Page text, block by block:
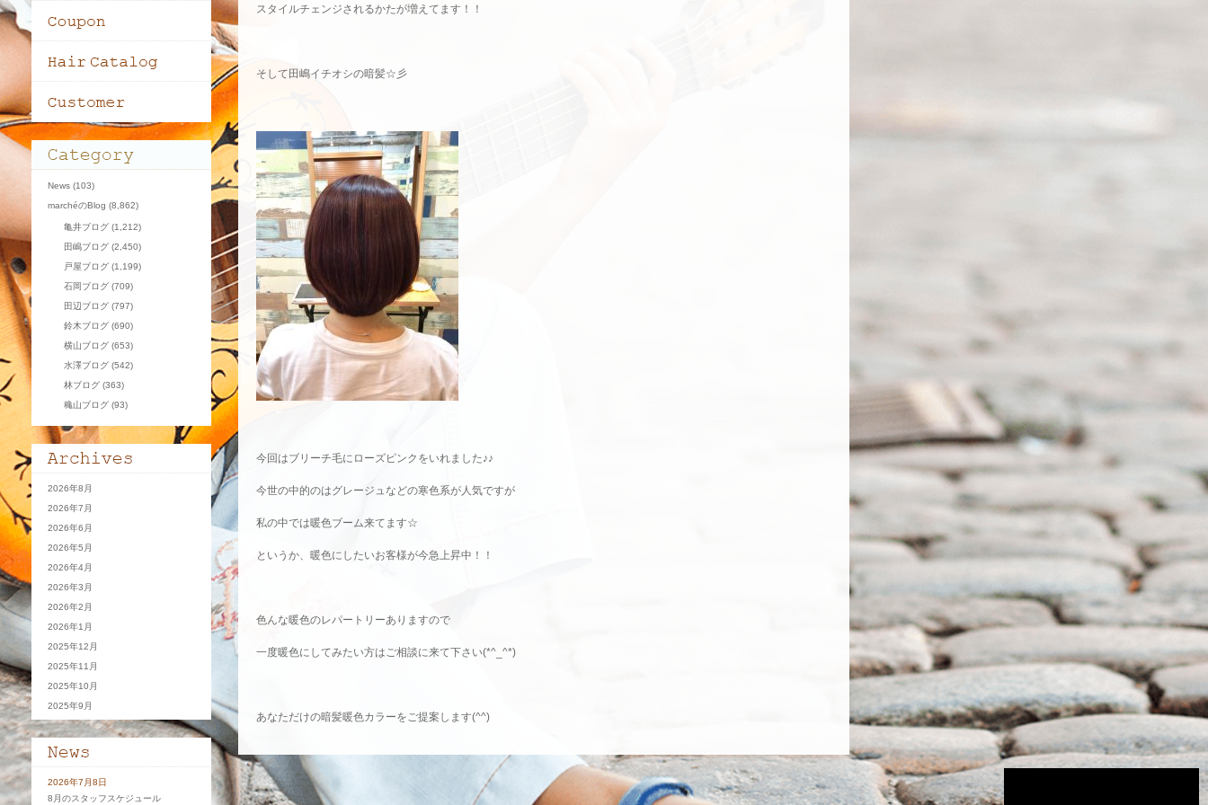
スタイルチェンジされるかたが増えてます！！
そして田嶋イチオシの暗髪☆彡
今回はブリーチ毛にローズピンクをいれました♪♪
今世の中的のはグレージュなどの寒色系が人気ですが
私の中では暖色ブーム来てます☆
というか、暖色にしたいお客様が今急上昇中！！
色んな暖色のレパートリーありますので
一度暖色にしてみたい方はご相談に来て下さい(*^_^*)
あなただけの暗髪暖色カラーをご提案します(^^)
News (103)
marchéのBlog (8,862)
亀井ブログ (1,212)
田嶋ブログ (2,450)
戸屋ブログ (1,199)
石岡ブログ (709)
田辺ブログ (797)
鈴木ブログ (690)
横山ブログ (653)
水澤ブログ (542)
林ブログ (363)
穐山ブログ (93)
2026年8月
2026年7月
2026年6月
2026年5月
2026年4月
2026年3月
2026年2月
2026年1月
2025年12月
2025年11月
2025年10月
2025年9月
2026年7月8日
8月のスタッフスケジュール